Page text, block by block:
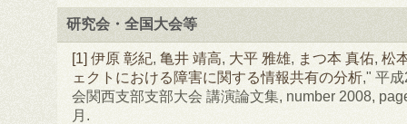
研究会・全国大会等
[1] 伊原 彰紀, 亀井 靖高, 大平 雅雄, まつ本 真佑, 松
ェクトにおける障害に関する情報共有の分析," 平
会関西支部支部大会 講演論文集, number 2008,
月.